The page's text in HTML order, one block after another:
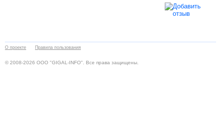
О проекте Правила пользования
© 2008-2026 ООО "GIGAL-INFO". Все права защищены.